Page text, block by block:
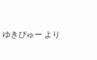
ゆきぴゅー より